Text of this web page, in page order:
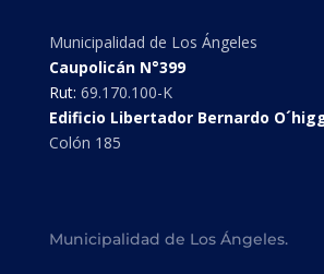
Municipalidad de Los Ángeles
Caupolicán N°399
Rut: 69.170.100-K
Edificio Libertador Bernardo
Colón 185
Municipalidad de Los Ángeles.